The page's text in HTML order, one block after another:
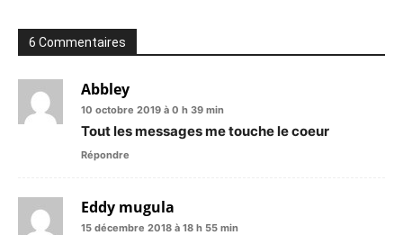
6 Commentaires
Abbley
10 octobre 2019 à 0 h 39 min
Tout les messages me touche le coeur
Répondre
Eddy mugula
15 décembre 2018 à 18 h 55 min